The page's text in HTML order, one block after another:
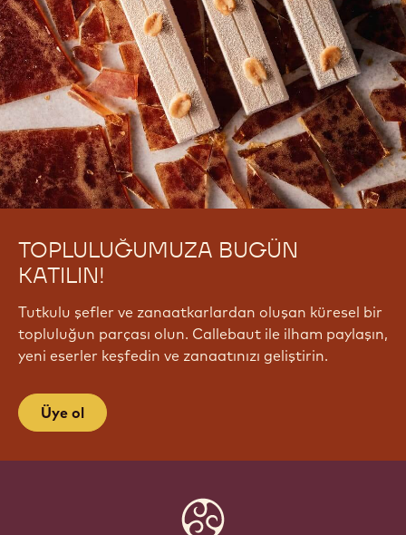
TOPLULUĞUMUZA BUGÜN
KATILIN!
Tutkulu şefler ve zanaatkarlardan oluşan küresel bir
topluluğun parçası olun. Callebaut ile ilham paylaşın,
yeni eserler keşfedin ve zanaatınızı geliştirin.
Üye ol